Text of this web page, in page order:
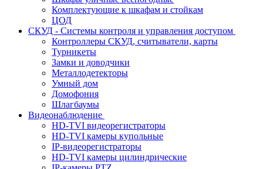
Комплектующие к шкафам и стойкам
ЦОД
СКУД - Системы контроля и управления доступом
Контроллеры СКУД, считыватели, карты
Турникеты
Замки и доводчики
Металлодетекторы
Умный дом
Домофония
Шлагбаумы
Видеонаблюдение
HD-TVI видеорегистраторы
HD-TVI камеры купольные
IP-видеорегистраторы
HD-TVI камеры цилиндрические